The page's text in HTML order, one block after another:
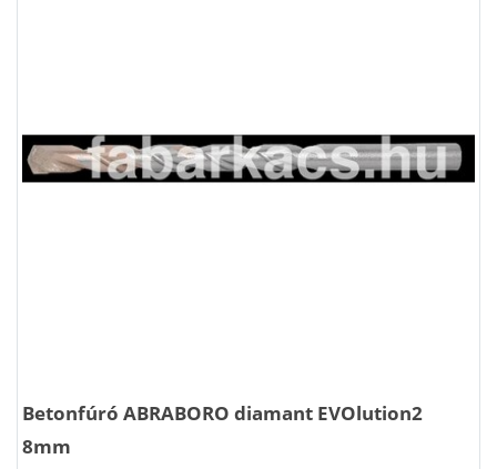
Betonfúró ABRABORO diamant EVOlution2
8mm